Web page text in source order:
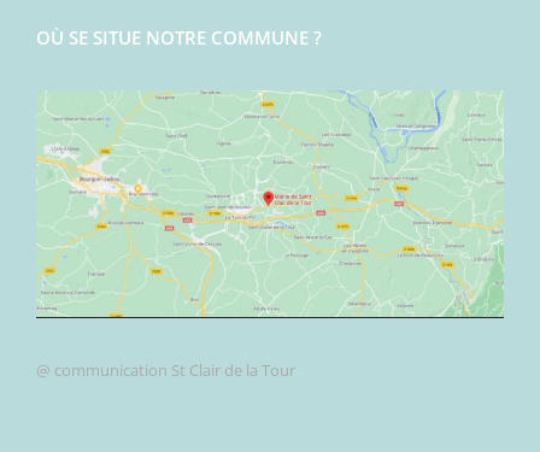
OÙ SE SITUE NOTRE COMMUNE ?
@ communication St Clair de la Tour